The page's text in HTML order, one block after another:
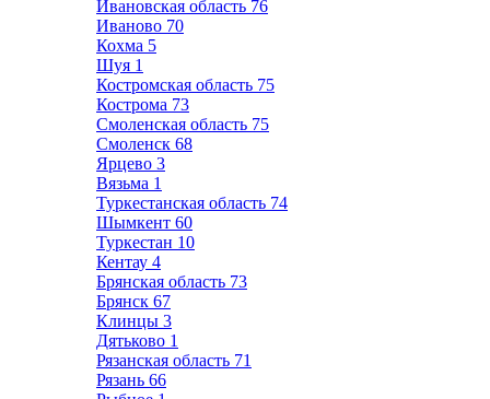
Ивановская область 76
Иваново 70
Кохма 5
Шуя 1
Костромская область 75
Кострома 73
Смоленская область 75
Смоленск 68
Ярцево 3
Вязьма 1
Туркестанская область 74
Шымкент 60
Туркестан 10
Кентау 4
Брянская область 73
Брянск 67
Клинцы 3
Дятьково 1
Рязанская область 71
Рязань 66